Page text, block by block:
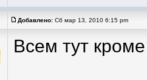
Добавлено: Сб мар 13, 2010 6:15 pm
Всем тут